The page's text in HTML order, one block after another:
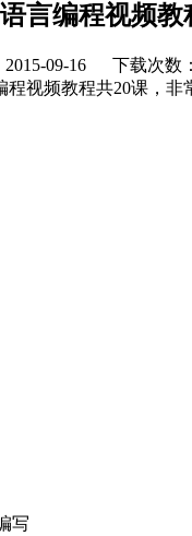
言编程视频教
09-16 下载次数：
视频教程共20课，
写